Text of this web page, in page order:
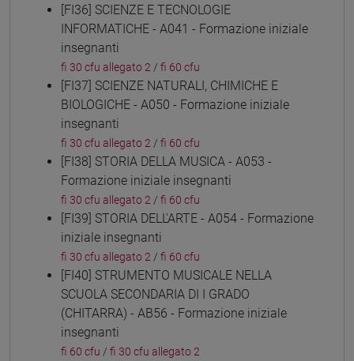
[FI36] SCIENZE E TECNOLOGIE
INFORMATICHE - A041 - Formazione iniziale
insegnanti
fi 30 cfu allegato 2 / fi 60 cfu
[FI37] SCIENZE NATURALI, CHIMICHE E
BIOLOGICHE - A050 - Formazione iniziale
insegnanti
fi 30 cfu allegato 2 / fi 60 cfu
[FI38] STORIA DELLA MUSICA - A053 -
Formazione iniziale insegnanti
fi 30 cfu allegato 2 / fi 60 cfu
[FI39] STORIA DELL'ARTE - A054 - Formazione
iniziale insegnanti
fi 30 cfu allegato 2 / fi 60 cfu
[FI40] STRUMENTO MUSICALE NELLA
SCUOLA SECONDARIA DI I GRADO
(CHITARRA) - AB56 - Formazione iniziale
insegnanti
fi 60 cfu / fi 30 cfu allegato 2